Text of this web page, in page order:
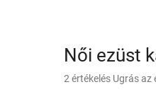
Női ezüst
A
2 értékelés Ugrás az